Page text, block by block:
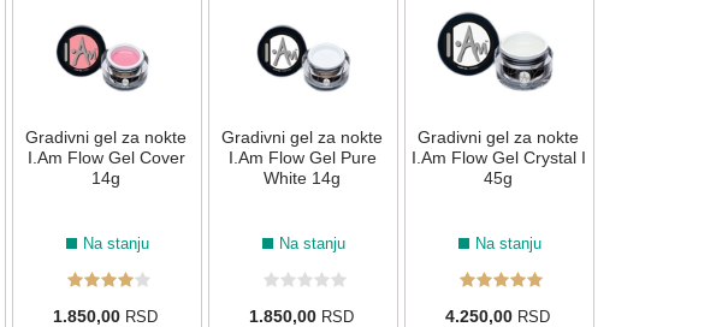
179 059
Gradivni gel za nokte
I.Am Flow Gel Cover
14g
Na stanju
1.850,00 RSD
Gradivni gel za nokte
I.Am Flow Gel Pure
White 14g
Na stanju
1.850,00 RSD
Gradivni gel za nokte
I.Am Flow Gel Crystal I
45g
Na stanju
4.250,00 RSD